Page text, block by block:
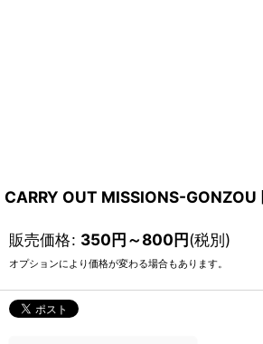
CARRY OUT MISSIONS-GONZOU
販売価格: 350円～800円(税別)
オプションにより価格が変わる場合もあります。